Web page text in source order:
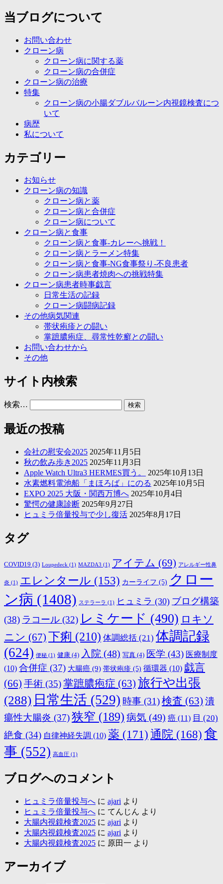
当ブログについて
お問い合わせ
クローン病
クローン病に関する薬
クローン病の合併症
クローン病の治療
特集
クローン病の小腸ダブルバルーン内視鏡検査につ
いて
病歴
私について
カテゴリー
お知らせ
クローン病の知識
クローン病と薬
クローン病と合併症
クローン病について
クローン病と食事
クローン病と食事-カレーへ挑戦！
クローン病とラーメン特集
クローン病と食事-NG食事祭り-不良患者
クローン病患者焼肉への挑戦特集
クローン病患者時事戯言
日常生活の記録
クローン病闘病記録
その他病気関連
帯状疱疹との闘い
掌蹠膿疱症、尋常性乾癬との闘い
お問い合わせから
その他
サイト内検索
検索…
最近の投稿
会社の慰安会2025 2025年11月5日
秋の飲み歩き2025 2025年11月3日
Apple Watch Ultra3 HERMES買う。
2025年10月13日
水素燃料電池船「まほろば」にのる 2025年10月5日
EXPO 2025 大阪・関西万博へ 2025年10月4日
驚愕の健康診断 2025年9月27日
ヒュミラ倍量投与で少し復活 2025年8月17日
タグ
COVID19 (3) Loupedeck (1) MAZDA3 (1) アイテム (69) アレルギー性鼻
炎 (1) エレンタール (153) カーライフ (5) クロー
ン病 (1408) ステラーラ (1) ヒュミラ (30) ブログ構築
(38) ラコール (32) レミケード (490) ロキソ
ニン (67) 下痢 (210) 体調総括 (21) 体調記録
(624) 便秘 (1) 健康 (4) 入院 (48) 写真 (4) 医学 (43) 医療制度
(10) 合併症 (37) 大腸癌 (9) 帯状疱疹 (5) 循環器 (10) 戯言
(66) 手術 (35)掌蹠膿疱症 (63) 旅行や出張
(288) 日常生活 (529) 時事 (31)検査 (63) 潰
瘍性大腸炎 (37)狭窄 (189) 病気 (49) 癌 (11) 目 (20)
絶食 (34) 自律神経失調 (10) 薬 (171)通院 (168)食
事 (552) 高血圧 (1)
ブログへのコメント
ヒュミラ倍量投与へ に ajari より
ヒュミラ倍量投与へ に てんじん より
大腸内視鏡検査2025 に ajari より
大腸内視鏡検査2025 に ajari より
大腸内視鏡検査2025 に 原田一 より
アーカイブ